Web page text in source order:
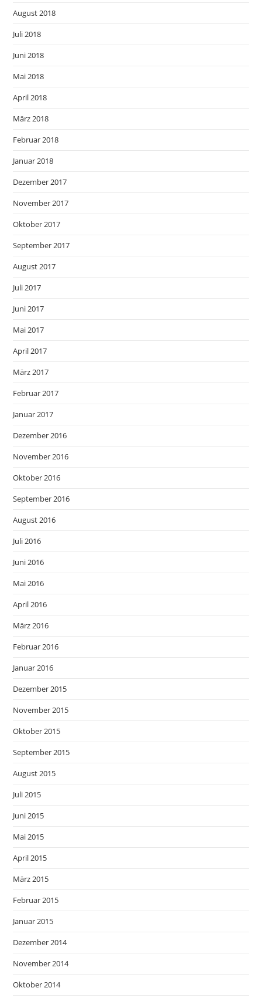
August 2018
Juli 2018
Juni 2018
Mai 2018
April 2018
März 2018
Februar 2018
Januar 2018
Dezember 2017
November 2017
Oktober 2017
September 2017
August 2017
Juli 2017
Juni 2017
Mai 2017
April 2017
März 2017
Februar 2017
Januar 2017
Dezember 2016
November 2016
Oktober 2016
September 2016
August 2016
Juli 2016
Juni 2016
Mai 2016
April 2016
März 2016
Februar 2016
Januar 2016
Dezember 2015
November 2015
Oktober 2015
September 2015
August 2015
Juli 2015
Juni 2015
Mai 2015
April 2015
März 2015
Februar 2015
Januar 2015
Dezember 2014
November 2014
Oktober 2014